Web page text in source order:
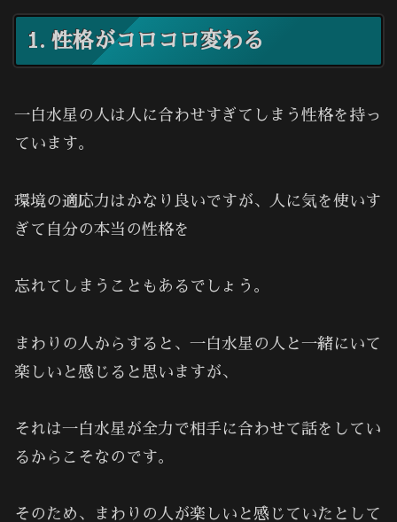
1. 性格がコロコロ変わる
一白水星の人は人に合わせすぎてしまう性格を持っ
ています。
環境の適応力はかなり良いですが、人に気を使いす
ぎて自分の本当の性格を
忘れてしまうこともあるでしょう。
まわりの人からすると、一白水星の人と一緒にいて
楽しいと感じると思いますが、
それは一白水星が全力で相手に合わせて話をしてい
るからこそなのです。
そのため、まわりの人が楽しいと感じていたとして